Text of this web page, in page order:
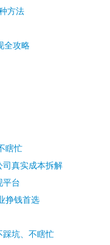
方法
全攻略
瞎忙
司真实成本拆解
平台
挣钱首选
踩坑、不瞎忙